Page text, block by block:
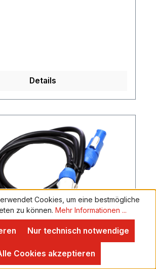
Details
in/out Kabel 5m
Cookies, um eine bestmögliche
zu können. Mehr Informationen ...
Nur technisch notwendige
Cookies akzeptieren